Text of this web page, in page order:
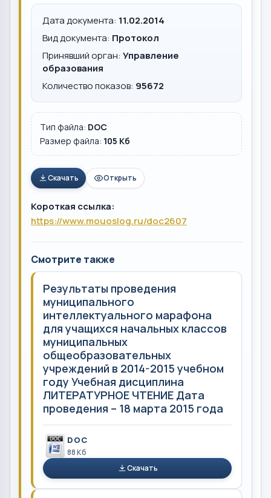
Дата документа: 11.02.2014
Вид документа: Протокол
Принявший орган: Управление
образования
Количество показов: 95672
Тип файла: DOC
Размер файла: 105 Кб
Скачать Открыть
Короткая ссылка:
https://www.mouoslog.ru/doc2607
Смотрите также
Результаты проведения
муниципального
интеллектуального марафона
для учащихся начальных классов
муниципальных
общеобразовательных
учреждений в 2014-2015 учебном
году Учебная дисциплина
ЛИТЕРАТУРНОЕ ЧТЕНИЕ Дата
проведения – 18 марта 2015 года
DOC
88 Кб
Скачать